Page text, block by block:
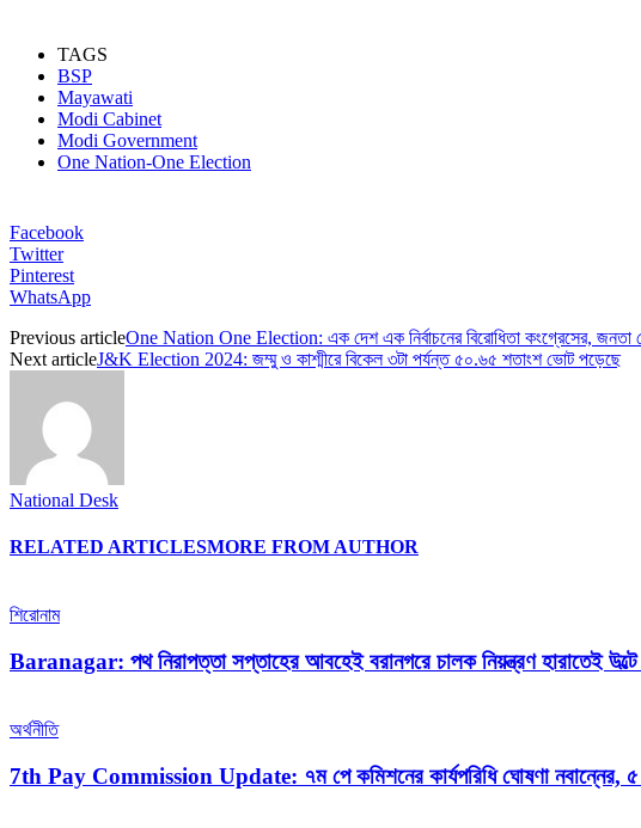
TAGS
BSP
Mayawati
Modi Cabinet
Modi Government
One Nation-One Election
Facebook
Twitter
Pinterest
WhatsApp
Previous articleOne Nation One Election: এক দেশ এক নির্বাচনের বিরোধিতা কংগ্রেসের, জনতা
Next articleJ&K Election 2024: জম্মু ও কাশ্মীরে বিকেল ৩টা পর্যন্ত ৫০.৬৫ শতাংশ ভোট পড়েছে
National Desk
RELATED ARTICLESMORE FROM AUTHOR
শিরোনাম
Baranagar: পথ নিরাপত্তা সপ্তাহের আবহেই বরানগরে চালক নিয়ন্ত্রণ হারাতেই
অর্থনীতি
7th Pay Commission Update: ৭ম পে কমিশনের কার্যপরিধি ঘোষণা নবান্নের, ৫